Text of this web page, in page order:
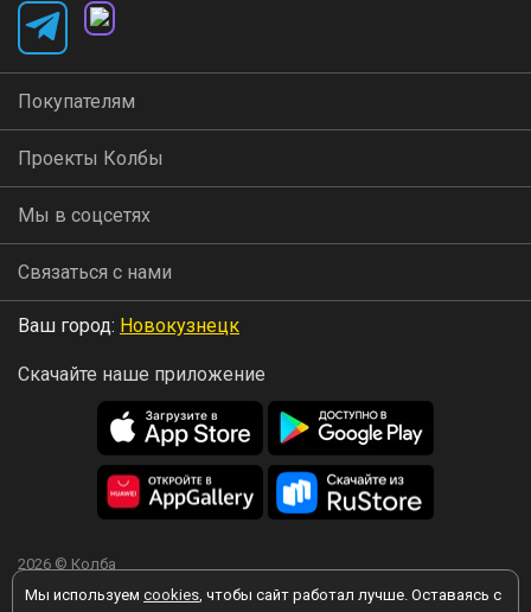
Мы используем cookies, чтобы сайт работал лучше. Оставаясь с
Покупателям
Проекты Колбы
Мы в соцсетях
Связаться с нами
Ваш город: Новокузнецк
Скачайте наше приложение
2026 © Колба